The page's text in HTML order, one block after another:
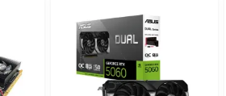
мультимедийных задач, базовых
AERO ITX и компактный дизайн
система охлаждения MSI AERO ITX
устройство в мини-корпуса и системы
для домашних и офисных компьютеров